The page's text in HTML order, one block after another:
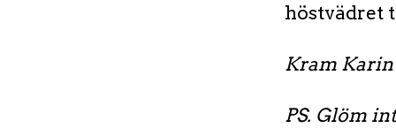
höstvädret
Kram Karin
PS. Glöm